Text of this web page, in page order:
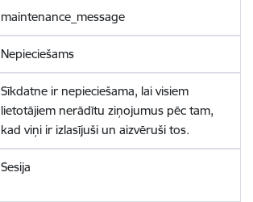
maintenance_message
Nepieciešams
Sīkdatne ir nepieciešama, lai visiem
lietotājiem nerādītu ziņojumus pēc tam,
kad viņi ir izlasījuši un aizvēruši tos.
Sesija